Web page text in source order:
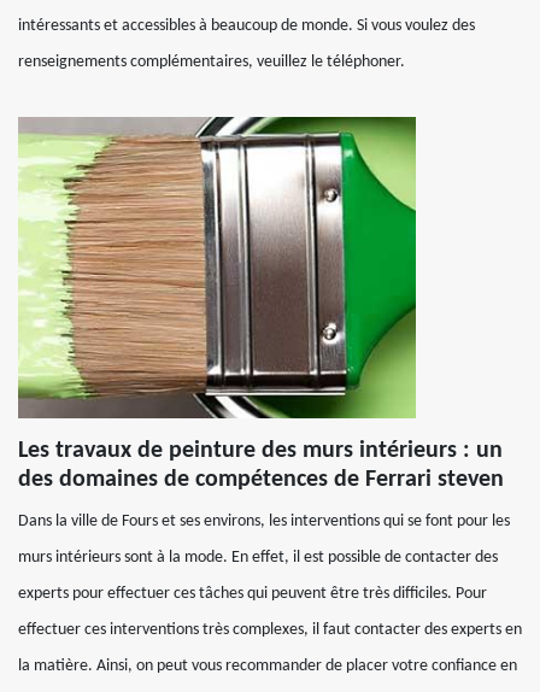
intéressants et accessibles à beaucoup de monde. Si vous voulez des
renseignements complémentaires, veuillez le téléphoner.
Les travaux de peinture des murs intérieurs : un
des domaines de compétences de Ferrari steven
Dans la ville de Fours et ses environs, les interventions qui se font pour les
murs intérieurs sont à la mode. En effet, il est possible de contacter des
experts pour effectuer ces tâches qui peuvent être très difficiles. Pour
effectuer ces interventions très complexes, il faut contacter des experts en
la matière. Ainsi, on peut vous recommander de placer votre confiance en